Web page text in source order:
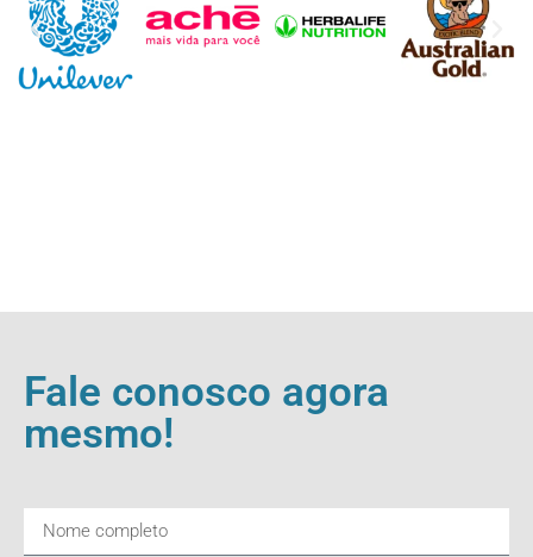
Fale conosco agora
mesmo!